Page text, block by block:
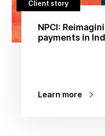
Client story
NPCI:
payments in
Learn more